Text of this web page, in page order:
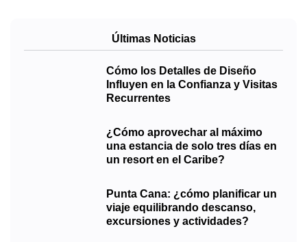
Últimas Noticias
Cómo los Detalles de Diseño
Influyen en la Confianza y Visitas
Recurrentes
¿Cómo aprovechar al máximo
una estancia de solo tres días en
un resort en el Caribe?
Punta Cana: ¿cómo planificar un
viaje equilibrando descanso,
excursiones y actividades?